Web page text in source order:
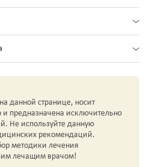
данной странице, носит
предназначена исключительно
Не используйте данную
рекомендаций.
методики лечения
лечащим врачом!